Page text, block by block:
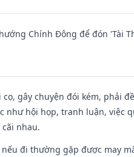
Chính Đông để đón 'Tài
cọ, gây chuyện đói kém, phải
hội họp, tranh luận, việc
nhau.
đi thường gặp được may